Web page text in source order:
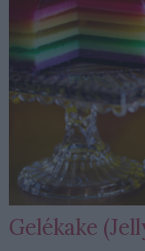
Gelékake